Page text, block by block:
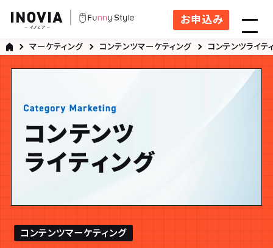
お申込み
マーケティング コンテンツマーケティング コンテンツライテ
コンテンツマーケティング